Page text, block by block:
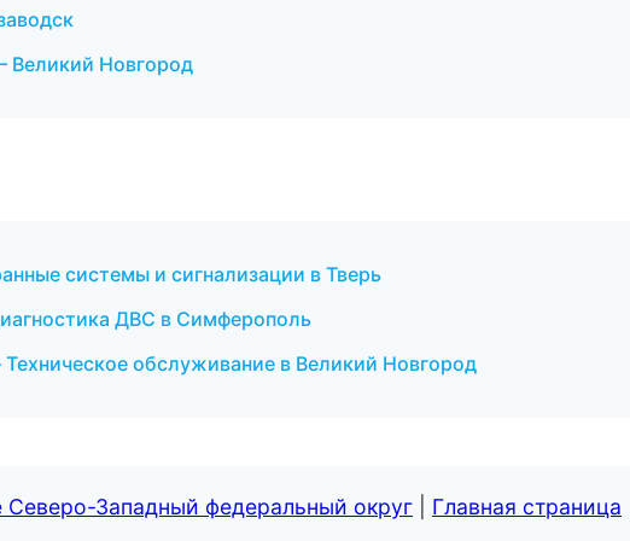
Великий Новгород
системы и сигнализации в Тверь
ДВС в Симферополь
обслуживание в Великий Новгород
Северо-Западный федеральный округ Главная страница